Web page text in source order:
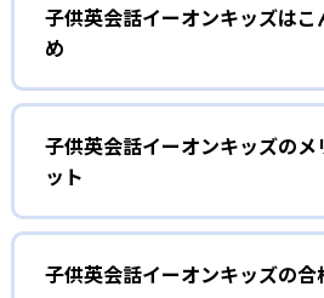
幼児・未就学児から中学生まで、
2歳」「3歳」「4・5歳」「6歳」「
4年」「小学5～6年」「中学1～3年
定。子どもの興味や理解度にマッ
を進められる。
「聞く・話す・読む・書く」の4技
る。レッスンは英語のみで進行し
ンが自然と身につく。英検®など資
子供英会話イーオンキッズはこ
め
幼児
英語の発音やリズム感をみ
遊びや歌を通して英語を自然にイン
達段階に合わせたアプローチで無
む。
小学生
子供英会話イーオンキッズのメ
ット
どんなメリット
年齢・学年ごとに細分化されたクラ
子供英会話イーオンキッズの合